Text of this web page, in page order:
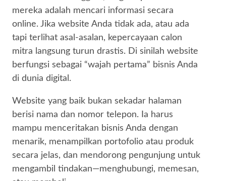
mereka adalah mencari informasi secara
online. Jika website Anda tidak ada, atau ada
tapi terlihat asal-asalan, kepercayaan calon
mitra langsung turun drastis. Di sinilah website
berfungsi sebagai “wajah pertama” bisnis Anda
di dunia digital.
Website yang baik bukan sekadar halaman
berisi nama dan nomor telepon. Ia harus
mampu menceritakan bisnis Anda dengan
menarik, menampilkan portofolio atau produk
secara jelas, dan mendorong pengunjung untuk
mengambil tindakan—menghubungi, memesan,